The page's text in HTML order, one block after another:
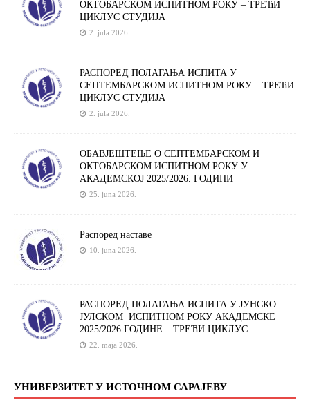
ОКТОБАРСКОМ ИСПИТНОМ РОКУ – ТРЕЋИ
ЦИКЛУС СТУДИЈА
2. jula 2026.
РАСПОРЕД ПОЛАГАЊА ИСПИТА У
СЕПТЕМБАРСКОМ ИСПИТНОМ РОКУ – ТРЕЋИ
ЦИКЛУС СТУДИЈА
2. jula 2026.
ОБАВЈЕШТЕЊЕ О СЕПТЕМБАРСКОМ И
ОКТОБАРСКОМ ИСПИТНОМ РОКУ У
АКАДЕМСКОЈ 2025/2026. ГОДИНИ
25. juna 2026.
Распоред наставе
10. juna 2026.
РАСПОРЕД ПОЛАГАЊА ИСПИТА У ЈУНСКО
ЈУЛСКОМ ИСПИТНОМ РОКУ АКАДЕМСКЕ
2025/2026.ГОДИНЕ – ТРЕЋИ ЦИКЛУС
22. maja 2026.
УНИВЕРЗИТЕТ У ИСТОЧНОМ САРАЈЕВУ